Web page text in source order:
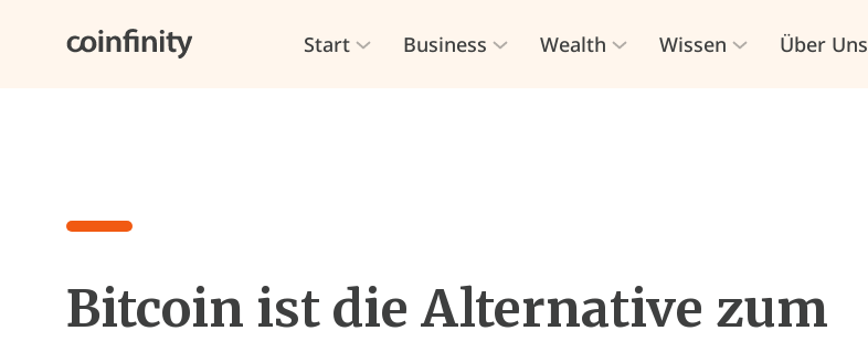
Start Business Wealth Wissen Über Uns
Bitcoin ist die Alternative zum